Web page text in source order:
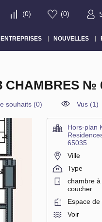
(0) (0)
ENTREPRISES NOUVELLES
CHAMBRES №
souhaits (0) Vus (1)
Hors-plan
65035
Ville
Type
chambre à
coucher
Espace de
Voir